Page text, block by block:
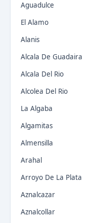
Aguadulce
El Alamo
Alanis
Alcala De Guadaira
Alcala Del Rio
Alcolea Del Rio
La Algaba
Algamitas
Almensilla
Arahal
Arroyo De La Plata
Aznalcazar
Aznalcollar